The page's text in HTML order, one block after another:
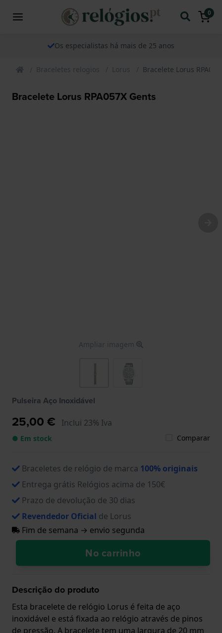
0
Os especialistas há mais de 25 anos
Braceletes relogios Lorus Bracelete Lorus
Bracelete Lorus RPA057X Gents
Ampliar imagem
Pulseira Aço Inoxidável
25,00 € Inclui 23% Iva
● Em stock Comparar
Braceletes de relógio de marca 100% originais
Entrega grátis Relógios acima de 150€
Prazo de devolução de 30 dias
Revendedor Oficial de Lorus
Fim de semana → envio segunda
No carrinho
Descrição do produto
Esta bracelete de relógio Lorus é feita de aço
inoxidável e está fixada ao relógio através de pinos
de pressão. A bracelete tem uma largura de 20 mm